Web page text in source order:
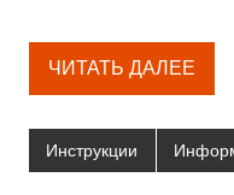
ЧИТАТЬ ДАЛЕЕ
Инструкции